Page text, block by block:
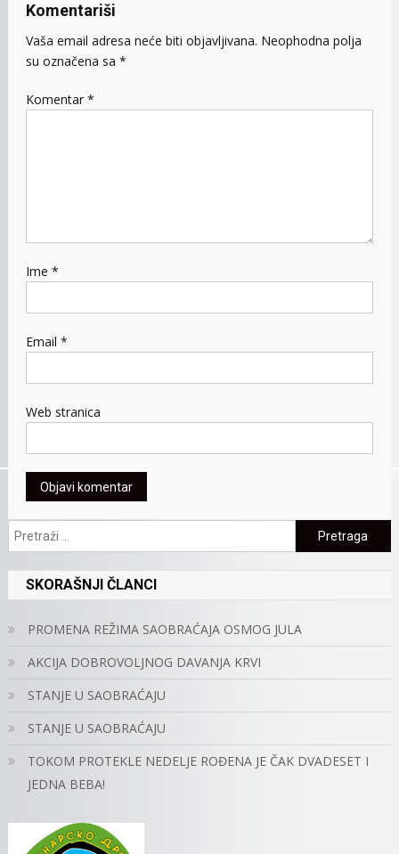
Komentariši
Vaša email adresa neće biti objavljivana. Neophodna polja
su označena sa *
Komentar *
Ime *
Email *
Web stranica
Pretraga:
SKORAŠNJI ČLANCI
PROMENA REŽIMA SAOBRAĆAJA OSMOG JULA
AKCIJA DOBROVOLJNOG DAVANJA KRVI
STANJE U SAOBRAĆAJU
STANJE U SAOBRAĆAJU
TOKOM PROTEKLE NEDELJE ROĐENA JE ČAK DVADESET I
JEDNA BEBA!